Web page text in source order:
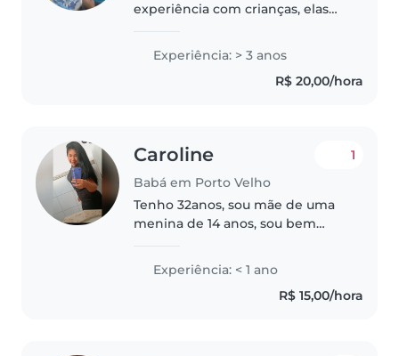
experiência com crianças, elas
Experiência: > 3 anos
R$ 20,00/hora
Caroline
Babá em Porto Velho
1
Tenho 32anos, sou mãe de uma
menina de 14 anos, sou bem
dia em uma empresa, faço
faculdade a distância, amo
criança, sou muito cuidadosa e
Experiência: < 1 ano
R$ 15,00/hora